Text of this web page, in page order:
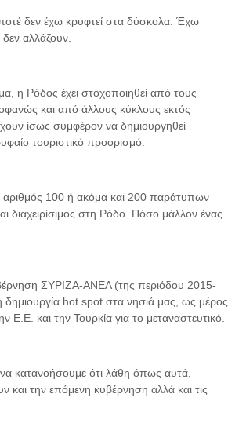
δεν έχω κρυφτεί στα δύσκολα. Έχω
αλλάζουν.
η Ρόδος έχει στοχοποιηθεί από τους
και από άλλους κύκλους εκτός
ίσως συμφέρον να δημιουργηθεί
τουριστικό προορισμό.
αριθμός 100 ή ακόμα και 200 παράτυπων
διαχειρίσιμος στη Ρόδο. Πόσο μάλλον ένας
ΣΥΡΙΖΑ-ΑΝΕΛ (της περιόδου 2015-
δημιουργία hot spot στα νησιά μας, ως μέρος
Ε.Ε. και την Τουρκία για το μεταναστευτικό.
να κατανοήσουμε ότι λάθη όπως αυτά,
και την επόμενη κυβέρνηση αλλά και τις